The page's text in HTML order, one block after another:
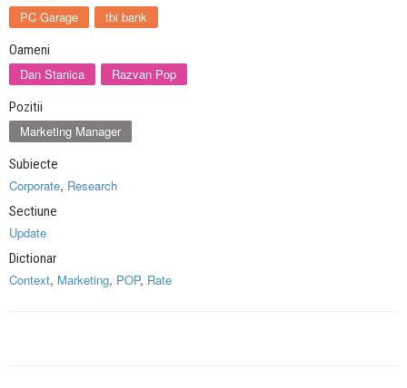
PC Garage tbi bank
Oameni
Dan Stanica Razvan Pop
Pozitii
Marketing Manager
Subiecte
Corporate, Research
Sectiune
Update
Dictionar
Context, Marketing, POP, Rate